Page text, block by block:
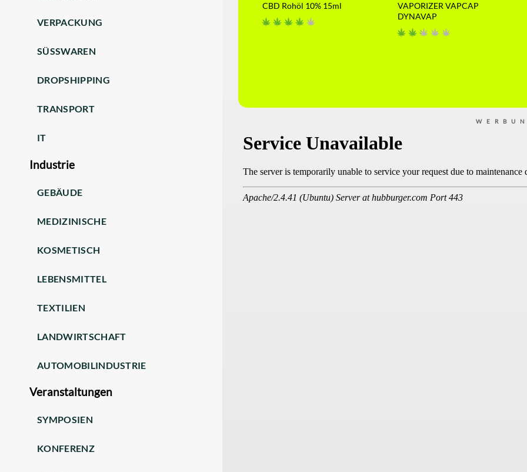
VERPACKUNG
SÜSSWAREN
DROPSHIPPING
TRANSPORT
IT
Industrie
GEBÄUDE
MEDIZINISCHE
KOSMETISCH
LEBENSMITTEL
TEXTILIEN
LANDWIRTSCHAFT
AUTOMOBILINDUSTRIE
Veranstaltungen
SYMPOSIEN
KONFERENZ
CBD Rohöl 10% 15ml
VAPORIZER VAPCAP
DYNAVAP